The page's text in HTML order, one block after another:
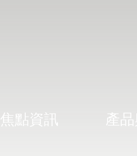
焦點資訊 產